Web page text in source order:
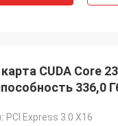
CUDA Core
336,0
PCI Express 3.0 X16